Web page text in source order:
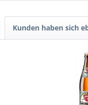
Kunden haben sich